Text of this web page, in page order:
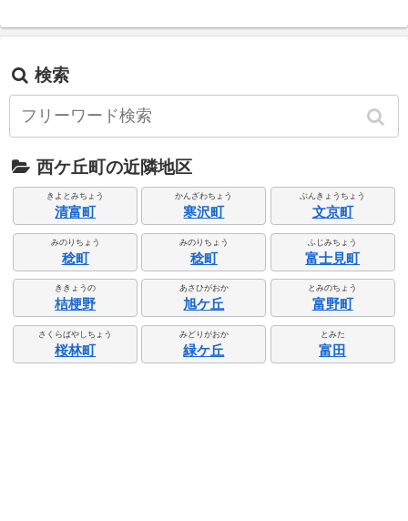
検索
西ケ丘町の近隣地区
きよとみちょう
清富町
かんざわちょう
寒沢町
ぶんきょうちょう
文京町
みのりちょう
稔町
みのりちょう
稔町
ふじみちょう
富士見町
ききょうの
桔梗野
あさひがおか
旭ケ丘
とみのちょう
富野町
さくらばやしちょう
桜林町
みどりがおか
緑ケ丘
とみた
富田